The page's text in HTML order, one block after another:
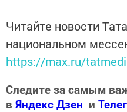
Читайте новости
национальном
https://max.ru/
Следите за самым
в Яндекс Дзен и